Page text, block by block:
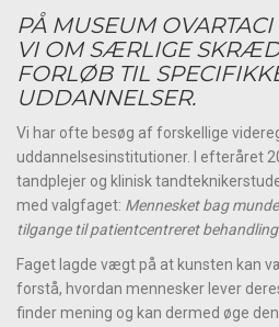
PÅ MUSEUM
VI OM SÆRLIGE
FORLØB TIL
UDDANNELSER.
Vi har ofte besøg af forskellige
uddannelsesinstitutioner. I efteråret
tandplejer og klinisk
med valgfaget: Mennesket bag
tilgange til patientcentreret behandling.
Faget lagde vægt på at kunsten kan
forstå, hvordan mennesker lever
finder mening og kan dermed øge